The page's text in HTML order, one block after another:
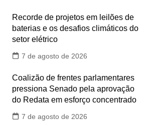
Recorde de projetos em leilões de
baterias e os desafios climáticos do
setor elétrico
7 de agosto de 2026
Coalizão de frentes parlamentares
pressiona Senado pela aprovação
do Redata em esforço concentrado
7 de agosto de 2026